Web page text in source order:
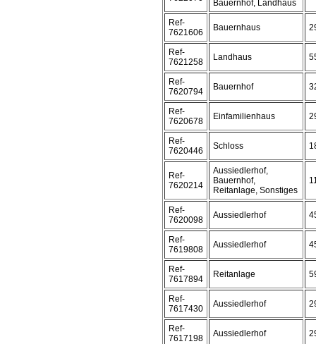
Bauernhof, Landhaus
Ref-
7621606
Bauernhaus
Ref-
7621258
Landhaus
Ref-
7620794
Bauernhof
Ref-
7620678
Einfamilienhaus
Ref-
7620446
Schloss
Ref-
7620214
Aussiedlerhof,
Bauernhof,
Reitanlage, Sonstiges
Ref-
7620098
Aussiedlerhof
Ref-
7619808
Aussiedlerhof
Ref-
7617894
Reitanlage
Ref-
7617430
Aussiedlerhof
Ref-
7617198
Aussiedlerhof